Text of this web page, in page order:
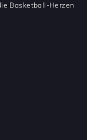
Basketball-Herzen